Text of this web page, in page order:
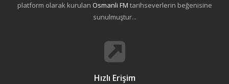
platform olarak kurulan Osmanli FM tarihseverlerin beğenisine
sunulmuştur...
Hızlı Erişim